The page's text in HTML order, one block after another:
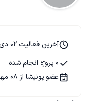
آخرین فعالیت 02 دی 1404
0 پروژه انجام شده
عضو پونیشا از 08 مهر 1404